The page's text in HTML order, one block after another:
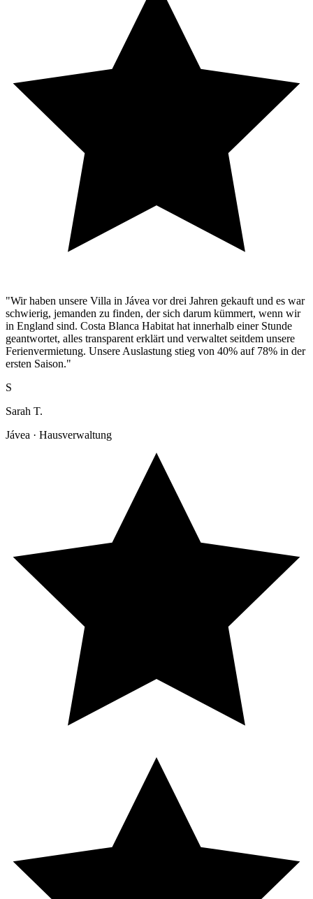
"Wir haben unsere Villa in Jávea vor drei Jahren gekauft und es war
schwierig, jemanden zu finden, der sich darum kümmert, wenn wir
in England sind. Costa Blanca Habitat hat innerhalb einer Stunde
geantwortet, alles transparent erklärt und verwaltet seitdem unsere
Ferienvermietung. Unsere Auslastung stieg von 40% auf 78% in der
ersten Saison."
S
Sarah T.
Jávea · Hausverwaltung